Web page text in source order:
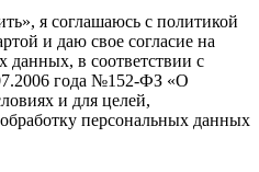
я соглашаюсь с политикой
и даю свое согласие на
данных, в соответствии с
года №152-ФЗ «О
и для целей,
персональных данных